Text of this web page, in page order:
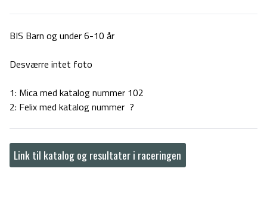
BIS Barn og under 6-10 år
Desværre intet foto
1: Mica med katalog nummer 102
2: Felix med katalog nummer ?
Link til katalog og resultater i raceringen